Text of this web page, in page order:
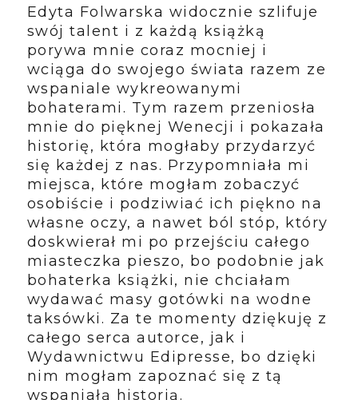
Edyta Folwarska widocznie szlifuje
swój talent i z każdą książką
porywa mnie coraz mocniej i
wciąga do swojego świata razem ze
wspaniale wykreowanymi
bohaterami. Tym razem przeniosła
mnie do pięknej Wenecji i pokazała
historię, która mogłaby przydarzyć
się każdej z nas. Przypomniała mi
miejsca, które mogłam zobaczyć
osobiście i podziwiać ich piękno na
własne oczy, a nawet ból stóp, który
doskwierał mi po przejściu całego
miasteczka pieszo, bo podobnie jak
bohaterka książki, nie chciałam
wydawać masy gotówki na wodne
taksówki. Za te momenty dziękuję z
całego serca autorce, jak i
Wydawnictwu Edipresse, bo dzięki
nim mogłam zapoznać się z tą
wspaniałą historią.